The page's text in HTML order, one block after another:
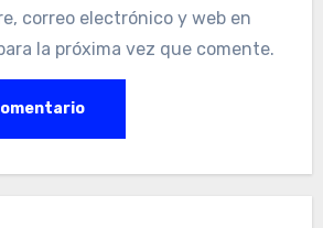
correo electrónico y web en
la próxima vez que comente.